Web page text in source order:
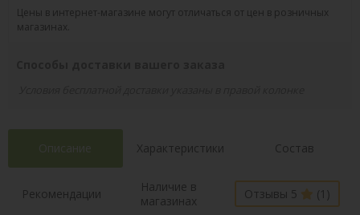
Цены в интернет-магазине могут отличаться от цен в розничных
магазинах.
Описание Характеристики Состав
Рекомендации
Наличие в
магазинах
Отзывы 5 (1)